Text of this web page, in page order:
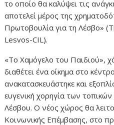
το οποίο θα καλύψει τις
αποτελεί μέρος της
Πρωτοβουλία για τη Λέσβο»
Lesvos-CIL).
«Το Χαμόγελο του Παιδιού»,
διαθέτει ένα οίκημα στο
ανακατασκευάστηκε και
ευγενική χορηγία των
Λέσβου. Ο νέος χώρος θα
Κοινωνικής Επέμβασης, στο